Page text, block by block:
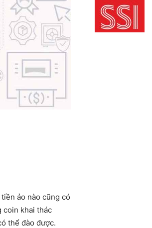
ảo nào cũng có
coin khai thác
thể đào được.